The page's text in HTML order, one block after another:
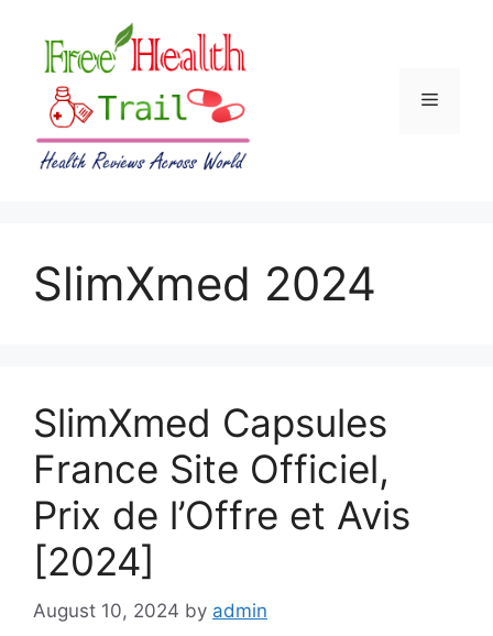
content
Menu
SlimXmed 2024
SlimXmed Capsules
France Site Officiel,
Prix de l’Offre et Avis
[2024]
August 10, 2024 by admin